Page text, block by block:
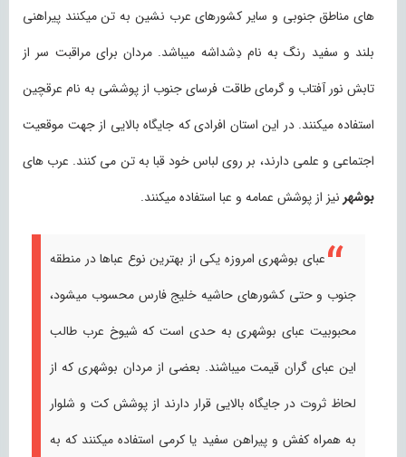
های مناطق جنوبی و سایر کشورهای عرب نشین به تن میکنند پیراهنی
بلند و سفید رنگ به نام دِشداشه میباشد. مردان برای مراقبت سر از
تابش نور آفتاب و گرمای طاقت فرسای جنوب از پوششی به نام عرقچین
استفاده میکنند. در این استان افرادی که جایگاه بالایی از جهت موقعیت
اجتماعی و علمی دارند، بر روی لباس خود قبا به تن می کنند. عرب های
بوشهر نیز از پوشش عمامه و عبا استفاده میکنند.
عبای بوشهری امروزه یکی از بهترین نوع عباها در منطقه
جنوب و حتی کشورهای حاشیه خلیج فارس محسوب میشود،
محبوبیت عبای بوشهری به حدی است که شیوخ عرب طالب
این عبای گران قیمت میباشند. بعضی از مردان بوشهری که از
لحاظ ثروت در جایگاه بالایی قرار دارند از پوشش کت و شلوار
به همراه کفش و پیراهن سفید یا کرمی استفاده میکنند که به